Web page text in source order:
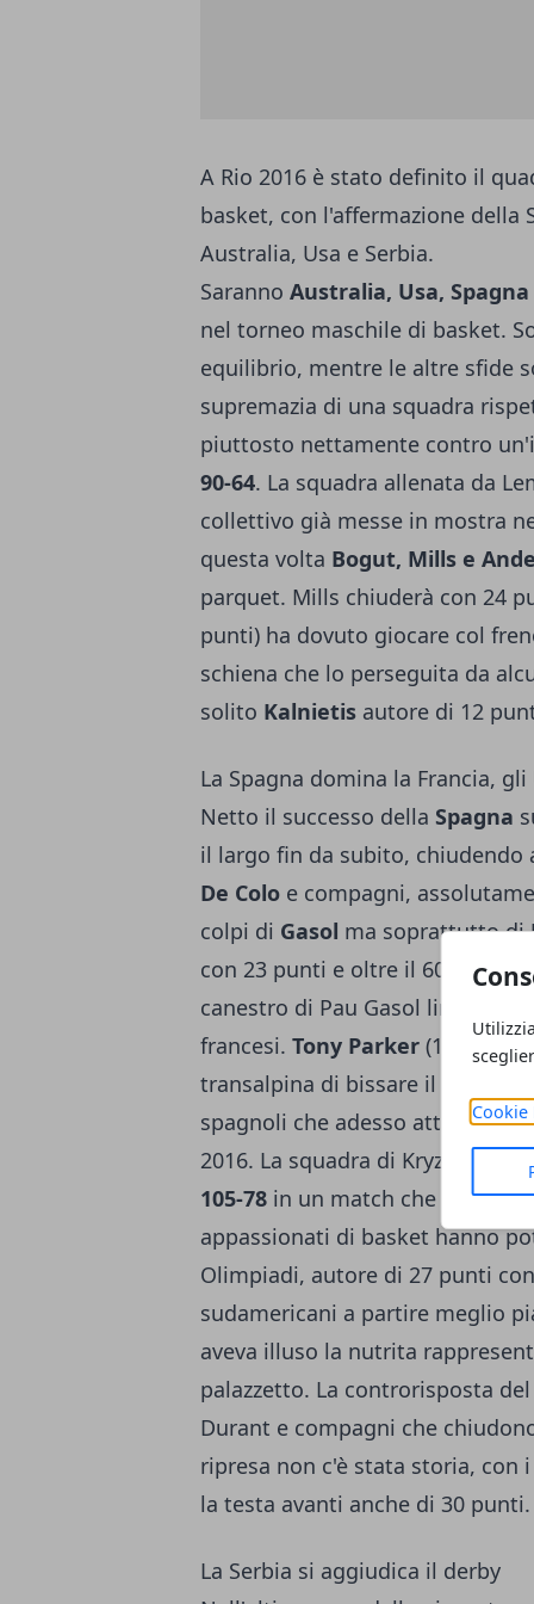
Cookie
A Rio 2016 è stato definito il
basket, con l'affermazione della
Australia, Usa e Serbia.
Saranno Australia, Usa, Spagna
nel torneo maschile di basket.
equilibrio, mentre le altre sfide
supremazia di una squadra
piuttosto nettamente contro
90-64. La squadra allenata da
collettivo già messe in mostra
questa volta Bogut, Mills e
parquet. Mills chiuderà con 24
punti) ha dovuto giocare col
schiena che lo perseguita da
solito Kalnietis autore di 12
La Spagna domina la Francia,
Netto il successo della Spagna
il largo fin da subito, chiudendo
De Colo e compagni,
colpi di Gasol ma soprattutto di
con 23 punti e oltre il 60% di
canestro di Pau Gasol limita al
francesi. Tony Parker (14 punti)
transalpina di bissare il
spagnoli che adesso attendono
2016. La squadra di Kryziewski
105-78 in un match che ha
appassionati di basket hanno
Olimpiadi, autore di 27 punti
sudamericani a partire meglio
aveva illuso la nutrita
palazzetto. La controrisposta
Durant e compagni che
ripresa non c'è stata storia, con
la testa avanti anche di 30 punti.
La Serbia si aggiudica il derby